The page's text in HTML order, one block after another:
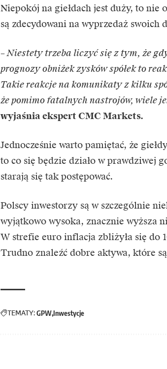
Niepokój na giełdach jest duży, to nie
są zdecydowani na wyprzedaż swoich
– Niestety trzeba liczyć się z tym, że
prognozy obniżek zysków spółek to
Takie reakcje na komunikaty z kilku
że pomimo fatalnych nastrojów, wiele
wyjaśnia ekspert CMC Markets.
Jednocześnie warto pamiętać, że
to co się będzie działo w prawdziwej
starają się tak postępować.
Polscy inwestorzy są w szczególnie
wyjątkowo wysoka, znacznie wyższa
W strefie euro inflacja zbliżyła się do
Trudno znaleźć dobre aktywa, które
TEMATY:GPWInwestycje